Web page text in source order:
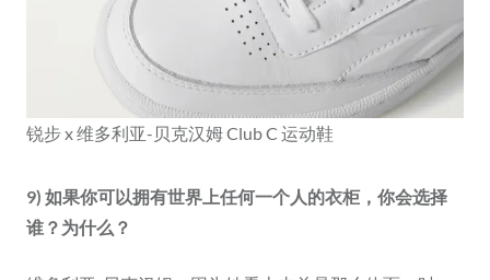
锐步 x 维多利亚-贝克汉姆 Club C 运动鞋
9) 如果你可以拥有世界上任何一个人的衣柜，你会选择
谁？为什么？